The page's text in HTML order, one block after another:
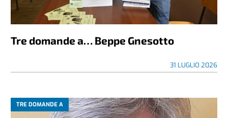
Tre domande a… Beppe Gnesotto
31 LUGLIO 2026
TRE DOMANDE A